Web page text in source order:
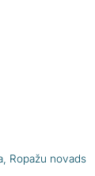
Ropažu novads